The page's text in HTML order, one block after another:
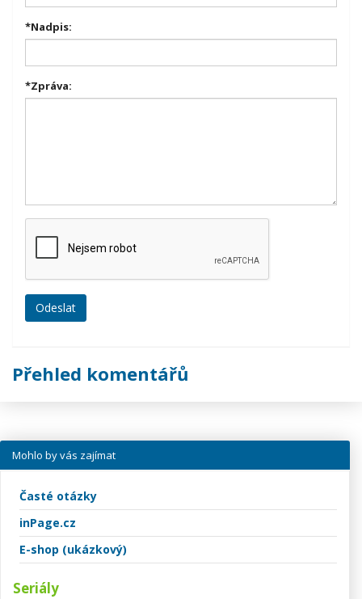
*Nadpis:
*Zpráva:
Přehled komentářů
Mohlo by vás zajímat
Časté otázky
inPage.cz
E-shop (ukázkový)
Seriály